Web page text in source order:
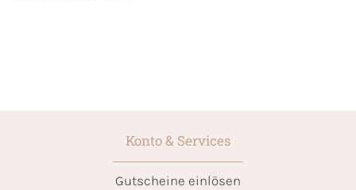
Konto & Services
Gutscheine einlösen